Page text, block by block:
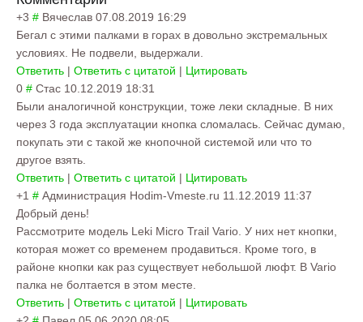
+3 # Вячеслав 07.08.2019 16:29
Бегал с этими палками в горах в довольно экстремальных
условиях. Не подвели, выдержали.
Ответить | Ответить с цитатой | Цитировать
0 # Стас 10.12.2019 18:31
Были аналогичной конструкции, тоже леки складные. В них
через 3 года эксплуатации кнопка сломалась. Сейчас думаю,
покупать эти с такой же кнопочной системой или что то
другое взять.
Ответить | Ответить с цитатой | Цитировать
+1 # Администрация Hodim-Vmeste.ru 11.12.2019 11:37
Добрый день!
Рассмотрите модель Leki Micro Trail Vario. У них нет кнопки,
которая может со временем продавиться. Кроме того, в
районе кнопки как раз существует небольшой люфт. В Vario
палка не болтается в этом месте.
Ответить | Ответить с цитатой | Цитировать